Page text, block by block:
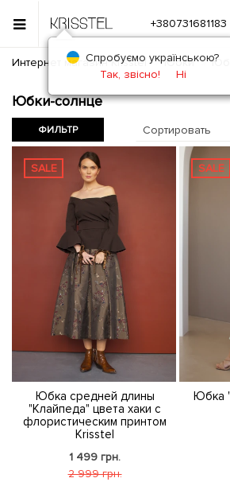
+380731681183
Интернет магазин Krisstel Юбки
Юбки-солнце
ФИЛЬТР Сортировать
SALE
Юбка средней длины
"Клайпеда" цвета хаки с
флористическим принтом
Krisstel
1 499 грн.
2 999 грн.
SALE
Юбка
Спробуємо українською?
Так, звісно!
Ні